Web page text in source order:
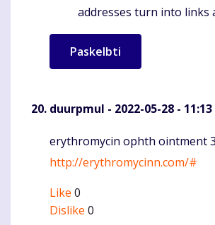
addresses turn into links
duurpmul - 2022-05-28 - 11:13
Komentaras
erythromycin ophth ointment
http://erythromycinn.com/#
Like 0
Dislike 0